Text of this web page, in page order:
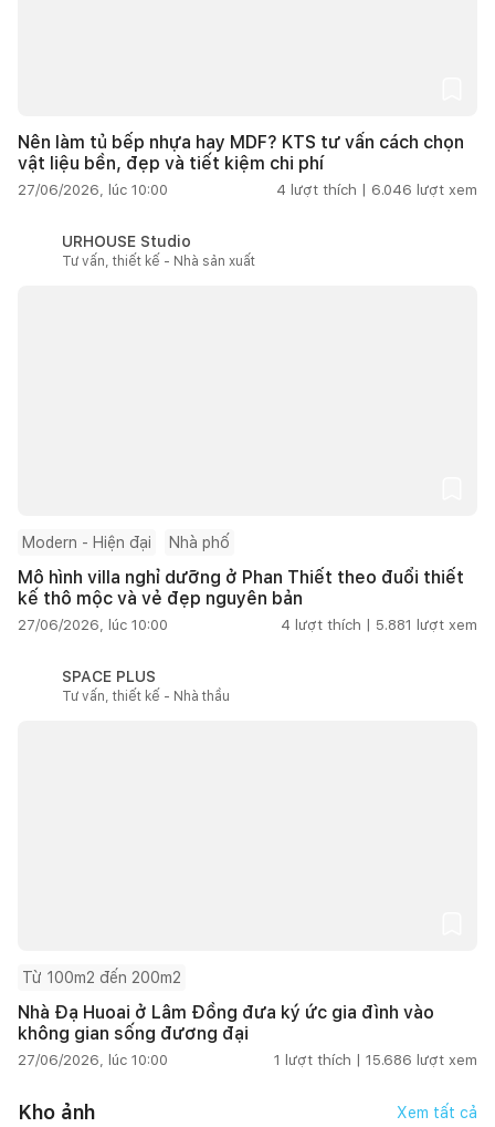
Nên làm tủ bếp nhựa hay MDF? KTS tư vấn cách chọn
vật liệu bền, đẹp và tiết kiệm chi phí
27/06/2026, lúc 10:00 4 lượt thích | 6.046 lượt xem
URHOUSE Studio
Tư vấn, thiết kế - Nhà sản xuất
Modern - Hiện đại Nhà phố
Mô hình villa nghỉ dưỡng ở Phan Thiết theo đuổi thiết
kế thô mộc và vẻ đẹp nguyên bản
27/06/2026, lúc 10:00 4 lượt thích | 5.881 lượt xem
SPACE PLUS
Tư vấn, thiết kế - Nhà thầu
Từ 100m2 đến 200m2
Nhà Đạ Huoai ở Lâm Đồng đưa ký ức gia đình vào
không gian sống đương đại
27/06/2026, lúc 10:00 1 lượt thích | 15.686 lượt xem
Kho ảnh Xem tất cả